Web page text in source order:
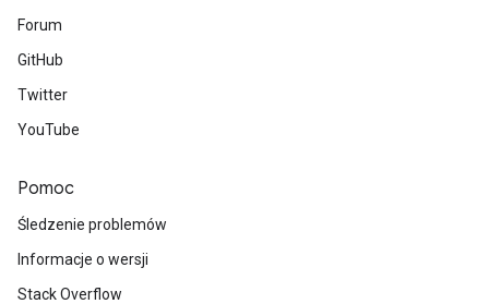
Forum
GitHub
Twitter
YouTube
Pomoc
Śledzenie problemów
Informacje o wersji
Stack Overflow